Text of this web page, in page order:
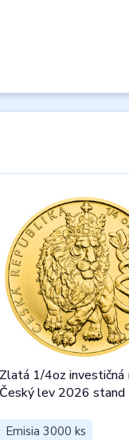
Zlatá 1/4oz investičná
Český lev 2026 stand
Emisia 3000 ks